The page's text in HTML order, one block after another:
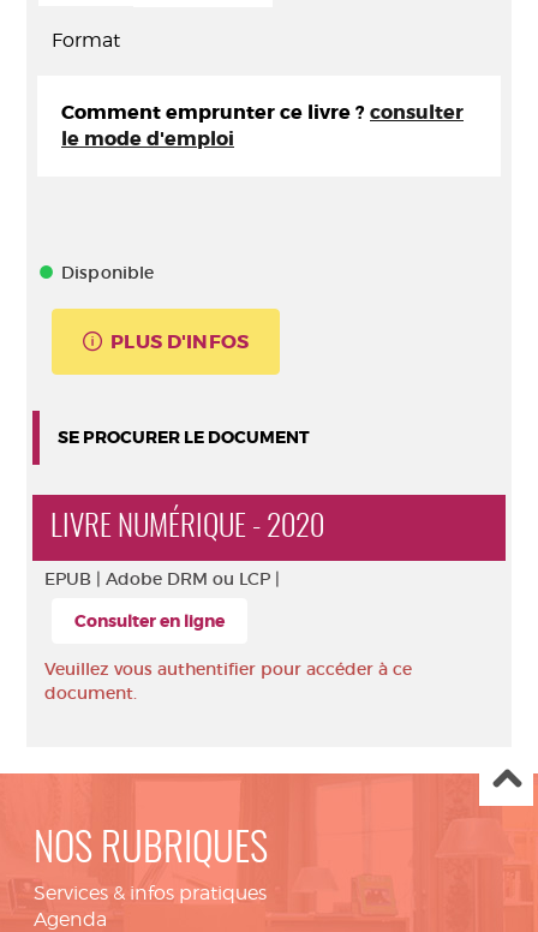
Format
Comment emprunter ce livre ? consulter
le mode d'emploi
Disponible
PLUS D'INFOS
SE PROCURER LE DOCUMENT
LIVRE NUMÉRIQUE - 2020
EPUB | Adobe DRM ou LCP |
Consulter en ligne
Veuillez vous authentifier pour accéder à ce
document.
NOS RUBRIQUES
Services & infos pratiques
Agenda